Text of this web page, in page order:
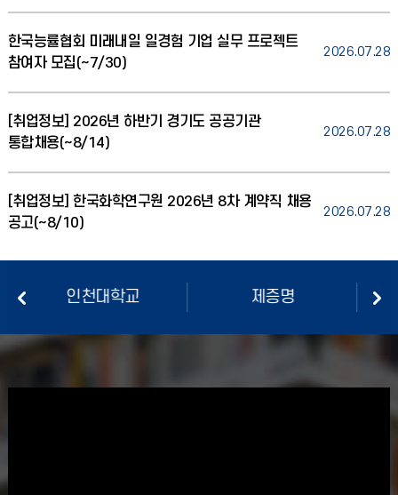
한국능률협회 미래내일 일경험 기업 실무 프로젝트
참여자 모집(~7/30)
2026.07.28
[취업정보] 2026년 하반기 경기도 공공기관
통합채용(~8/14)
2026.07.28
[취업정보] 한국화학연구원 2026년 8차 계약직 채용
공고(~8/10)
2026.07.28
제증명 이